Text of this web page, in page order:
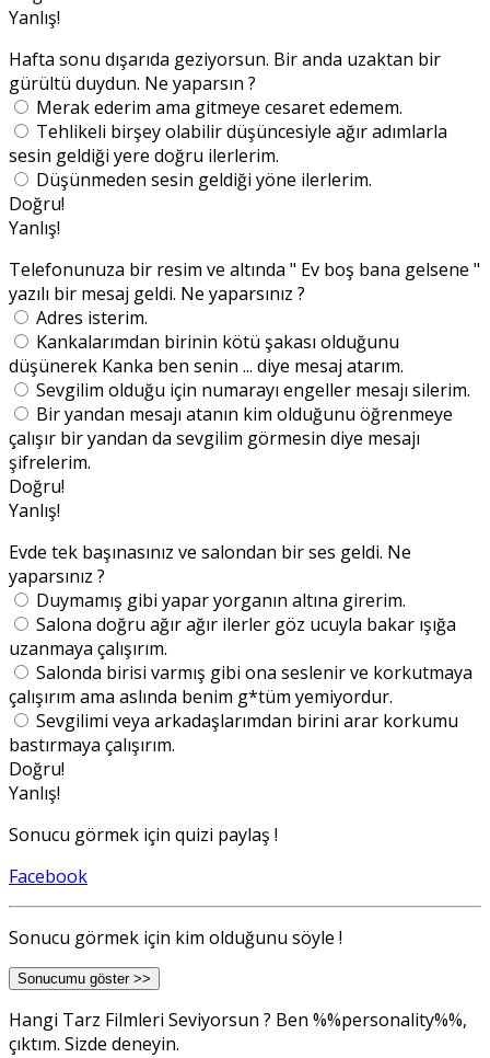
Yanlış!
Hafta sonu dışarıda geziyorsun. Bir anda uzaktan bir
gürültü duydun. Ne yaparsın ?
Merak ederim ama gitmeye cesaret edemem.
Tehlikeli birşey olabilir düşüncesiyle ağır adımlarla
sesin geldiği yere doğru ilerlerim.
Düşünmeden sesin geldiği yöne ilerlerim.
Doğru!
Yanlış!
Telefonunuza bir resim ve altında " Ev boş bana gelsene "
yazılı bir mesaj geldi. Ne yaparsınız ?
Adres isterim.
Kankalarımdan birinin kötü şakası olduğunu
düşünerek Kanka ben senin ... diye mesaj atarım.
Sevgilim olduğu için numarayı engeller mesajı silerim.
Bir yandan mesajı atanın kim olduğunu öğrenmeye
çalışır bir yandan da sevgilim görmesin diye mesajı
şifrelerim.
Doğru!
Yanlış!
Evde tek başınasınız ve salondan bir ses geldi. Ne
yaparsınız ?
Duymamış gibi yapar yorganın altına girerim.
Salona doğru ağır ağır ilerler göz ucuyla bakar ışığa
uzanmaya çalışırım.
Salonda birisi varmış gibi ona seslenir ve korkutmaya
çalışırım ama aslında benim g*tüm yemiyordur.
Sevgilimi veya arkadaşlarımdan birini arar korkumu
bastırmaya çalışırım.
Doğru!
Yanlış!
Sonucu görmek için quizi paylaş !
Facebook
Sonucu görmek için kim olduğunu söyle !
Sonucumu göster >>
Hangi Tarz Filmleri Seviyorsun ? Ben %%personality%%,
çıktım. Sizde deneyin.